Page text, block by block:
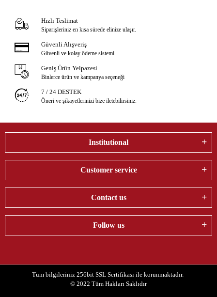
Hızlı Teslimat
Siparişleriniz en kısa sürede elinize ulaşır.
Güvenli Alışveriş
Güvenli ve kolay ödeme sistemi
Geniş Ürün Yelpazesi
Binlerce ürün ve kampanya seçeneği
7 / 24 DESTEK
Öneri ve şikayetlerinizi bize iletebilirsiniz.
Institutional
Customer service
Contact us
Follow us
Tüm bilgileriniz 256bit SSL Sertifikası ile korunmaktadır.
© 2022 Tüm Hakları Saklıdır